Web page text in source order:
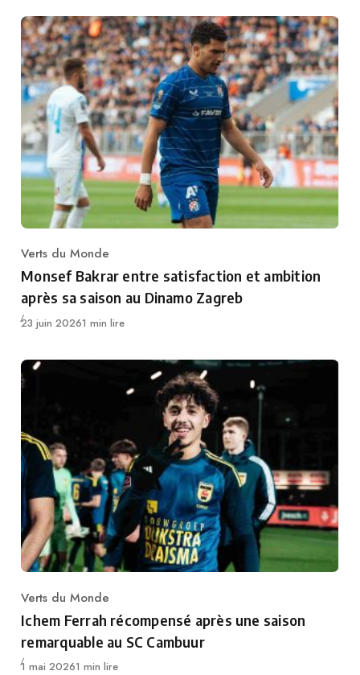
Category
Verts du Monde
Monsef Bakrar entre satisfaction et ambition
après sa saison au Dinamo Zagreb
Publié
23 juin 20261 min lire
Category
Verts du Monde
Ichem Ferrah récompensé après une saison
remarquable au SC Cambuur
Publié
1 mai 20261 min lire